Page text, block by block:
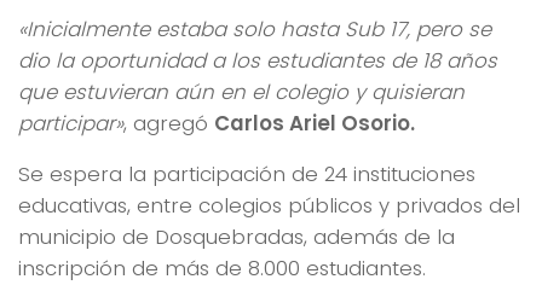
«Inicialmente estaba solo hasta Sub 17, pero se
dio la oportunidad a los estudiantes de 18 años
que estuvieran aún en el colegio y quisieran
participar», agregó Carlos Ariel Osorio.
Se espera la participación de 24 instituciones
educativas, entre colegios públicos y privados del
municipio de Dosquebradas, además de la
inscripción de más de 8.000 estudiantes.